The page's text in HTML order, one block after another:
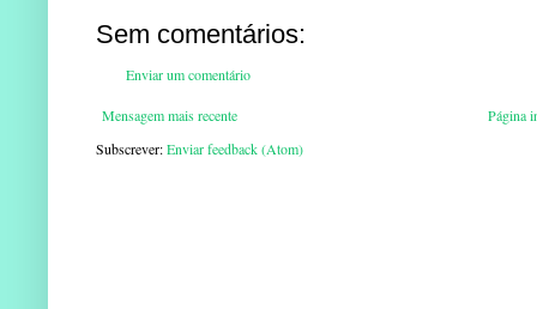
Sem comentários:
Enviar um comentário
Mensagem mais recente
Página
Subscrever:Enviar feedback (Atom)